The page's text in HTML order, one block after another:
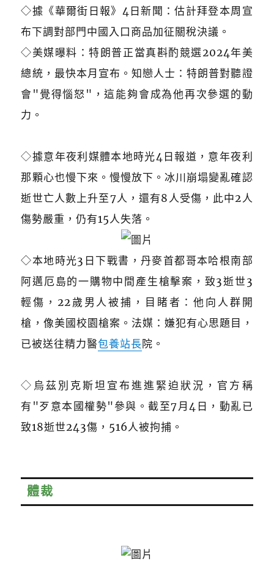
◇據《華爾街日報》4日新聞：估計拜登本周宣
布下調對部門中國入口商品加征關稅決議。
◇美媒曝料：特朗普正當真斟酌競選2024年美
總統，最快本月宣布。知戀人士：特朗普對聽證
會"覺得惱怒"，這能夠會成為他再次參選的動
力。
◇據意年夜利媒體本地時光4日報道，意年夜利
那顆心也慢下來。慢慢放下。冰川崩塌變亂確認
逝世亡人數上升至7人，還有8人受傷，此中2人
傷勢嚴重，仍有15人失落。
◇本地時光3日下戰書，丹麥首都哥本哈根南部
阿邁厄島的一購物中間產生槍擊案，致3逝世3
輕傷，22歲男人被捕，目睹者：他向人群開
槍，像美國校園槍案。法媒：嫌犯有心思題目，
已被送往精力醫包養站長院。
◇ 烏茲別克斯坦宣布進進緊迫狀況，官方稱
有"歹意本國權勢"參與。截至7月4日，動亂已
致18逝世243傷，516人被拘捕。
體裁